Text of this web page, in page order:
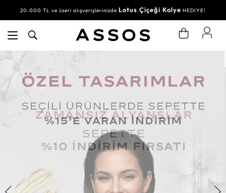
20.000 TL ve üzeri alışverişlerinizde Lotus Çiçeği Kolye HEDİYE!